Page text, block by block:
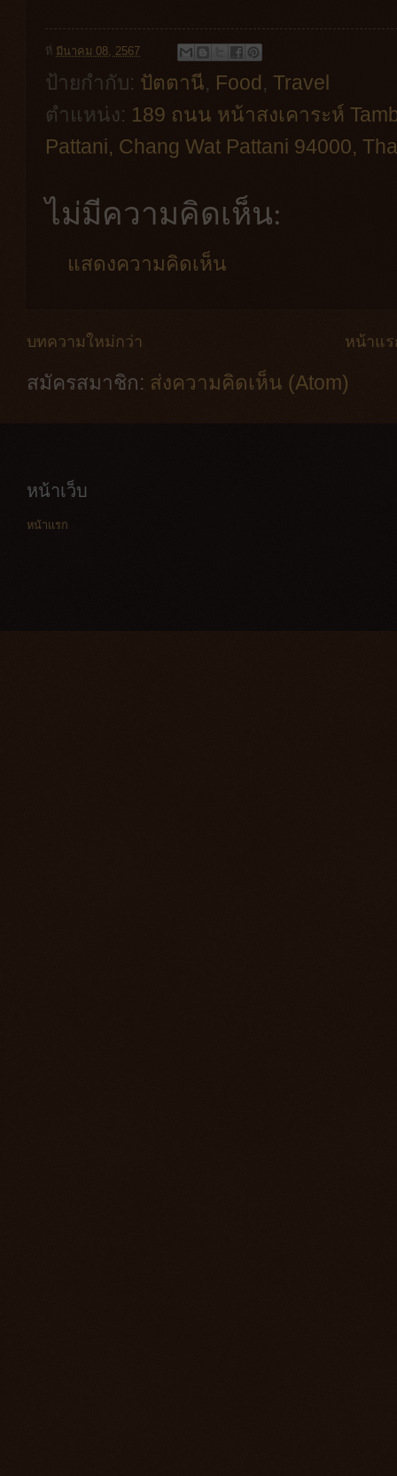
ที่ มีนาคม 08, 2567
ป้ายกำกับ: ปัตตานี, Food, Travel
ตำแหน่ง: 189 ถนน หน้าสงเคาระห์
Pattani, Chang Wat Pattani 94000,
ไม่มีความคิดเห็น:
แสดงความคิดเห็น
บทความใหม่กว่า หน้าแร
สมัครสมาชิก: ส่งความคิดเห็น (Atom)
หน้าเว็บ
หน้าแรก